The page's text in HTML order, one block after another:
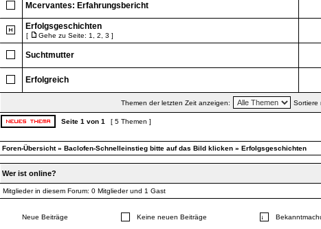
Mcervantes: Erfahrungsbericht
Erfolgsgeschichten
[ Gehe zu Seite: 1 2 3 ]
Suchtmutter
Erfolgreich
Themen der letzten Zeit anzeigen: Sortiere
Seite 1 von 1 [ 5 Themen ]
Foren-Übersicht» Baclofen-Schnelleinstieg bitte auf das Bild klicken » Erfolgsgeschichten
Wer ist online?
Mitglieder in diesem Forum: 0 Mitglieder und 1 Gast
Neue Beiträge Keine neuen Beiträge